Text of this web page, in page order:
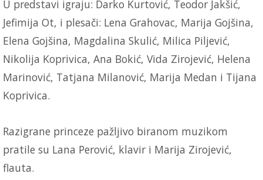
U predstavi igraju: Darko Kurtović, Teodor Jakšić,
Jefimija Ot, i plesači: Lena Grahovac, Marija Gojšina,
Elena Gojšina, Magdalina Skulić, Milica Piljević,
Nikolija Koprivica, Ana Bokić, Vida Zirojević, Helena
Marinović, Tatjana Milanović, Marija Medan i Tijana
Koprivica.
Razigrane princeze pažljivo biranom muzikom
pratile su Lana Perović, klavir i Marija Zirojević,
flauta.